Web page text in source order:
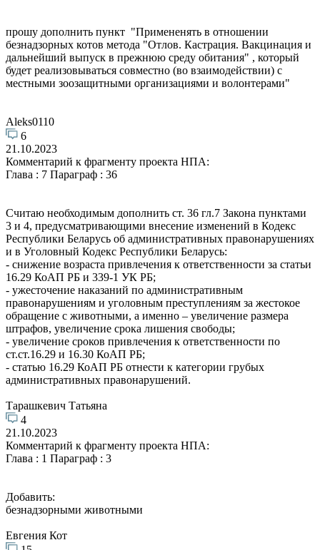
прошу дополнить пункт "Примененять в отношении
безнадзорных котов метода "Отлов. Кастрация. Вакцинация и
дальнейший выпуск в прежнюю среду обитания" , который
будет реализовываться совместно (во взаимодействии) с
местными зоозащитными организациями и волонтерами"
Aleks0110
6
21.10.2023
Комментарий к фрагменту проекта НПА:
Глава : 7 Параграф : 36
Считаю необходимым дополнить ст. 36 гл.7 Закона пунктами
3 и 4, предусматривающими внесение изменений в Кодекс
Республики Беларусь об административных правонарушениях
и в Уголовный Кодекс Республики Беларусь:
- снижение возраста привлечения к ответственности за статьи
16.29 КоАП РБ и 339-1 УК РБ;
- ужесточение наказаний по административным
правонарушениям и уголовным преступлениям за жестокое
обращение с животными, а именно – увеличение размера
штрафов, увеличение срока лишения свободы;
- увеличение сроков привлечения к ответственности по
ст.ст.16.29 и 16.30 КоАП РБ;
- статью 16.29 КоАП РБ отнести к категории грубых
административных правонарушений.
Тарашкевич Татьяна
4
21.10.2023
Комментарий к фрагменту проекта НПА:
Глава : 1 Параграф : 3
Добавить:
безнадзорными животными
Евгения Кот